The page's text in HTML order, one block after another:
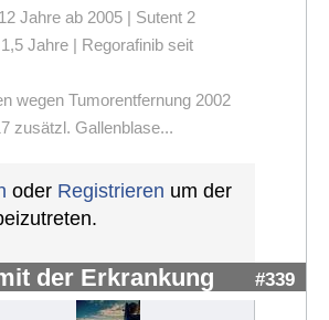
Jahre ab 2005 | Sutent 2
Jahre | Regorafinib seit
wegen Tumorentfernung 2002
zusätzl. Gallenblase...
oder Registrieren um der
der Erkrankung #339